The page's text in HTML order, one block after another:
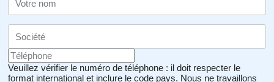
Veuillez vérifier le numéro de téléphone : il doit respecter le
format international et inclure le code pays. Nous ne travaillons